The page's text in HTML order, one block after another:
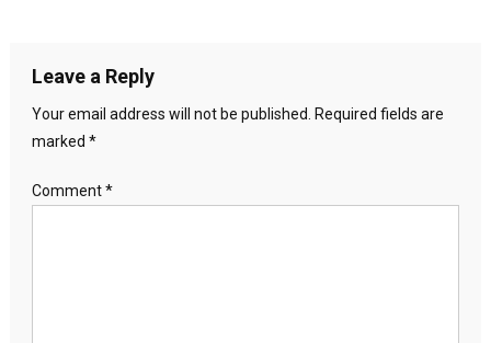
Leave a Reply
Your email address will not be published.
Required fields are
marked *
Comment*